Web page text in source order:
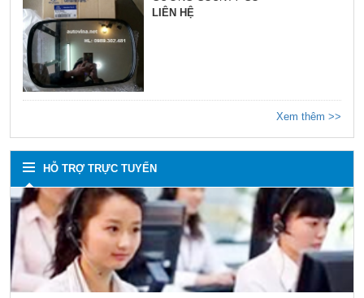
LIÊN HỆ
Xem thêm >>
HỖ TRỢ TRỰC TUYẾN